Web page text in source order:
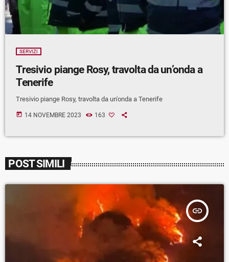
SERVIZI
Tresivio piange Rosy, travolta da un’onda a
Tenerife
Tresivio piange Rosy, travolta da un'onda a Tenerife
today 14 NOVEMBRE 2023 163
POST SIMILI
insert_link